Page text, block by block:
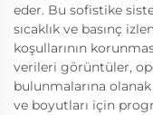
eder. Bu sofistike
sıcaklık ve basınç
koşullarının
verileri görüntüler,
bulunmalarına
ve boyutları için